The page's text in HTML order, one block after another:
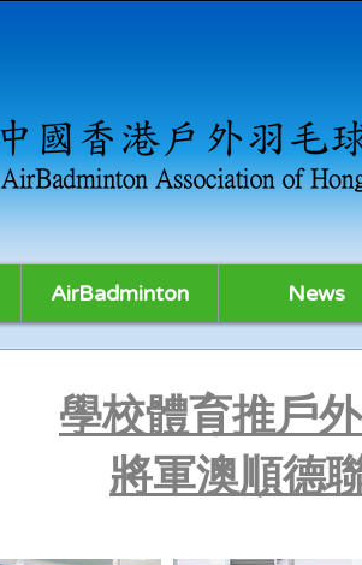
AirBadminton News
學校體育推戶
將軍澳順德